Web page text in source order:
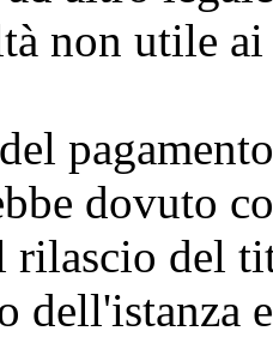
non utile
dovuto
rilascio del
dell'istanza